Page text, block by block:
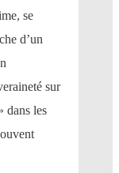
se
d’un
sur
dans les